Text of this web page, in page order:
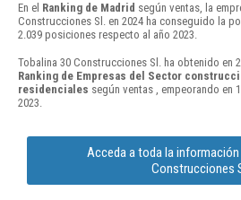
En el Ranking de Madrid según ventas, la
Construcciones Sl. en 2024 ha conseguido la
2.039 posiciones respecto al año 2023.
Tobalina 30 Construcciones Sl. ha obtenido en
Ranking de Empresas del Sector
residenciales según ventas , empeorando en
2023.
Acceda a toda la información
Construcciones